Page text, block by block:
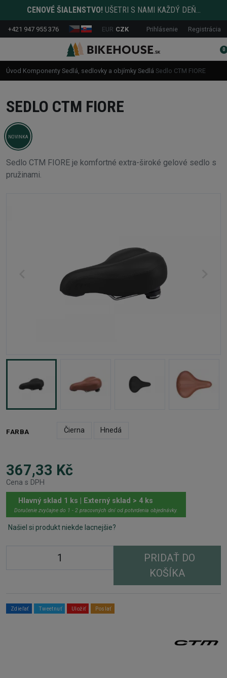
CENOVÉ ŠIALENSTVO! UŠETRI S NAMI KAŽDÝ DEŇ...
+421 947 955 376 EUR CZK Prihlásenie Registrácia
0
Úvod Komponenty Sedlá, sedlovky a objímky Sedlá Sedlo CTM FIORE
SEDLO CTM FIORE
NOVINKA
Sedlo CTM FIORE je komfortné extra-široké gelové sedlo s
pružinami.
FARBA Čierna Hnedá
367,33 Kč
Cena s DPH
Hlavný sklad 1 ks | Externý sklad > 4 ks
Doručenie zvyčajne do 1 - 2 pracovných dní od potvrdenia objednávky.
Našiel si produkt niekde lacnejšie?
PRIDAŤ DO
KOŠÍKA
Zdieľať Tweetnuť Uložiť Poslať